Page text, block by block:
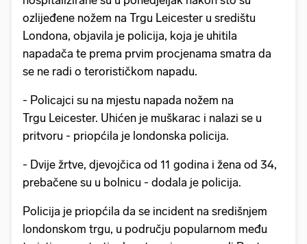
ozlijeđene nožem na Trgu Leicester u središtu
Londona, objavila je policija, koja je uhitila
napadača te prema prvim procjenama smatra da
se ne radi o terorističkom napadu.
- Policajci su na mjestu napada nožem na
Trgu Leicester. Uhićen je muškarac i nalazi se u
pritvoru - priopćila je londonska policija.
- Dvije žrtve, djevojčica od 11 godina i žena od 34,
prebačene su u bolnicu - dodala je policija.
Policija je priopćila da se incident na središnjem
londonskom trgu, u području popularnom među